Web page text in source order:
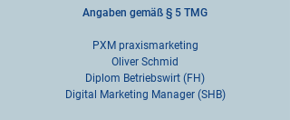
Angaben gemäß § 5 TMG
PXM praxismarketing
Oliver Schmid
Diplom Betriebswirt (FH)
Digital Marketing Manager (SHB)